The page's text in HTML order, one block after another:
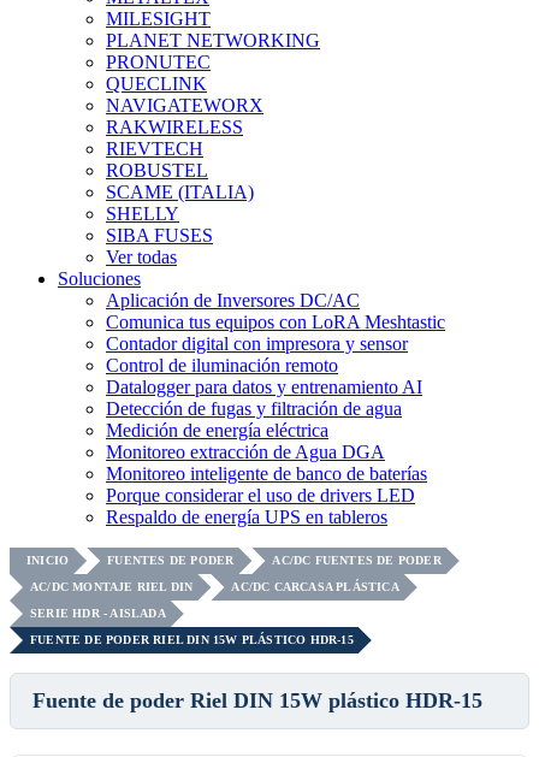
MILESIGHT
PLANET NETWORKING
PRONUTEC
QUECLINK
NAVIGATEWORX
RAKWIRELESS
RIEVTECH
ROBUSTEL
SCAME (ITALIA)
SHELLY
SIBA FUSES
Ver todas
Soluciones
Aplicación de Inversores DC/AC
Comunica tus equipos con LoRA Meshtastic
Contador digital con impresora y sensor
Control de iluminación remoto
Datalogger para datos y entrenamiento AI
Detección de fugas y filtración de agua
Medición de energía eléctrica
Monitoreo extracción de Agua DGA
Monitoreo inteligente de banco de baterías
Porque considerar el uso de drivers LED
Respaldo de energía UPS en tableros
INICIO FUENTES DE PODER
AC/DC FUENTES DE PODER
AC/DC MONTAJE RIEL DIN
AC/DC CARCASA PLÁSTICA
SERIE HDR - AISLADA
FUENTE DE PODER RIEL DIN 15W PLÁSTICO HDR-15
Fuente de poder Riel DIN 15W plástico HDR-15